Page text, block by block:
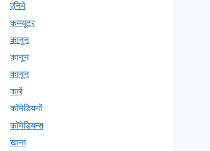
एनिमे
कम्प्यूटर
कानुन
क़ानून
कानून
कारें
कॉमेडियनों
कॉमेडियन्स
खाना